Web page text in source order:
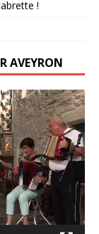
!
AVEYRON